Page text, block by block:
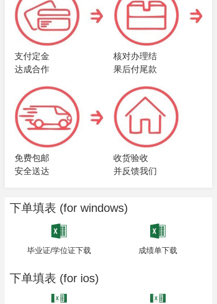
支付定金
达成合作
核对办理结
果后付尾款
免费包邮
安全送达
收货验收
并反馈我们
下单填表 (for windows)
毕业证/学位证下载 成绩单下载
下单填表 (for ios)